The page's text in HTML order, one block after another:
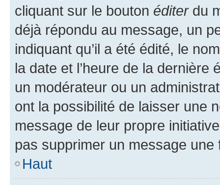
cliquant sur le bouton éditerdu
déjà répondu au message, un
indiquant qu’il a été édité, le
la date et l’heure de la dernière
un modérateur ou un
ont la possibilité de laisser une
message de leur propre
pas supprimer un message une
Haut